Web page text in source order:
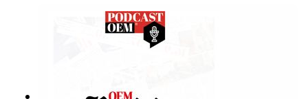
delictiva cuando eran adolescentes, por otra
parte, muere a los 75 años el músico Javier
Martín del Campo, líder de La Revolución de